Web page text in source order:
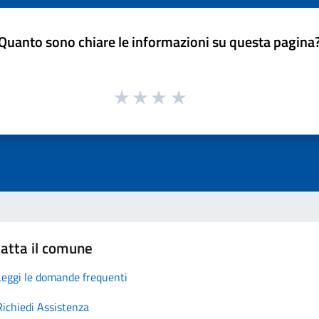
sono chiare le informazioni su questa
il comune
le domande frequenti
Assistenza